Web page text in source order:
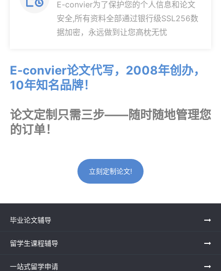
E-convier为了保护您的个人信息和论文
安全,所有资料全部通过银行级SSL256数
据加密，永远做到让您高枕无忧
E-convier论文代写，2008年创办，
10年知名品牌！
论文定制只需三步——随时随地管理您
的订单！
立刻定制论文!
毕业论文辅导
留学生课程辅导
一站式留学申请